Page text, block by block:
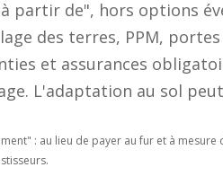
partir de", hors options
des terres, PPM,
et assurances
L'adaptation au sol
: au lieu de payer au fur et à